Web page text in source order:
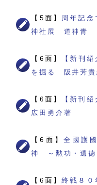
【5面】
周年記
神社展 道神青
【6面】
【新刊
を掘る 阪井芳貴
【6面】
【新刊
広田勇介著
【6面】 全國護
神 ～勲功・遺徳
【6面】終戦８